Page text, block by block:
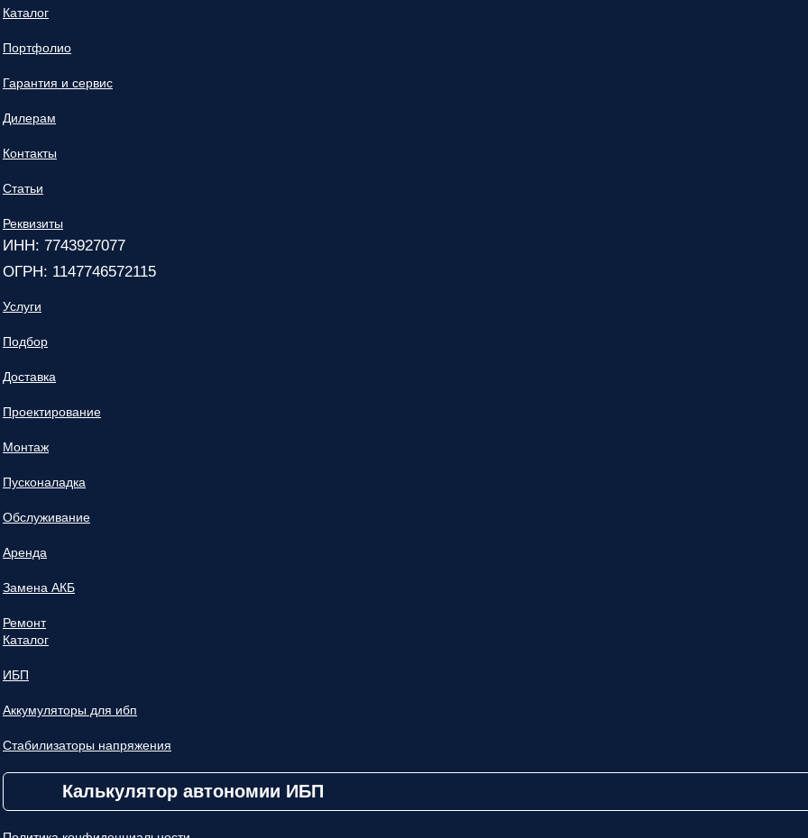
Каталог
Портфолио
Гарантия и сервис
Дилерам
Контакты
Статьи
Реквизиты
ИНН: 7743927077
ОГРН: 1147746572115
Услуги
Подбор
Доставка
Проектирование
Монтаж
Пусконаладка
Обслуживание
Аренда
Замена АКБ
Ремонт
Каталог
ИБП
Аккумуляторы для ибп
Стабилизаторы напряжения
Калькулятор автономии ИБП